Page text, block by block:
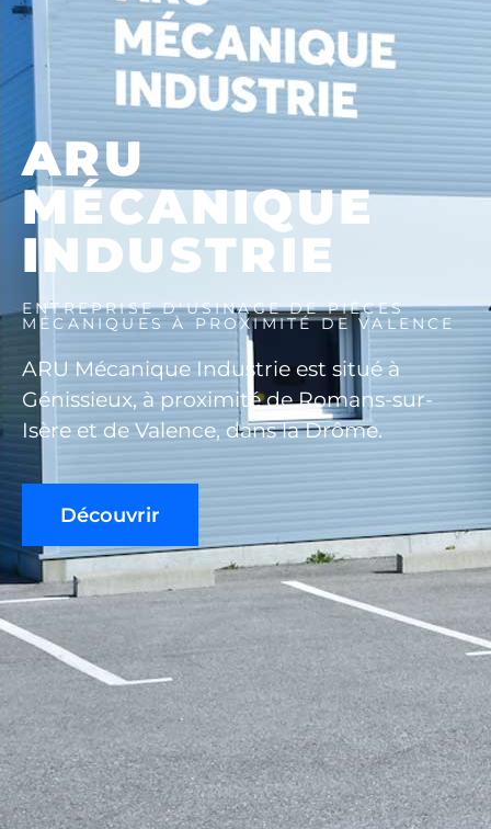
ARU
MÉCANIQUE
INDUSTRIE
ENTREPRISE D'USINAGE DE PIÈCES
MÉCANIQUES À PROXIMITÉ DE VALENCE
ARU Mécanique Industrie est situé à
Génissieux, à proximité de Romans-sur-
Isère et de Valence, dans la Drôme.
Découvrir